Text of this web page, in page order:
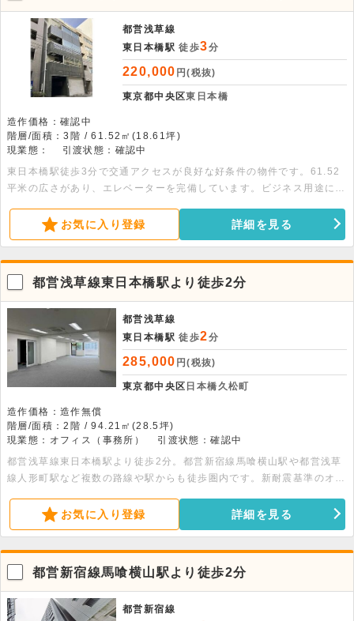
事務所物件
都営浅草線
東日本橋駅 徒歩3分
220,000 円(税抜)
東京都中央区東日本橋
造作価格：確認中
階層/面積：3階 / 61.52㎡(18.61坪)
現業態：
引渡状態：確認中
東日本橋駅徒歩3分で交通アクセスが良好な好条件の物件です。61.52
平米の広さがあり、エレベーターを完備しています。ビジネス用途に適
お気に入り登録 詳細を見る
都営浅草線東日本橋駅より徒歩2分
都営浅草線
東日本橋駅 徒歩2分
285,000 円(税抜)
東京都中央区 日本橋久松町
造作価格：造作無償
階層/面積：2階 / 94.21㎡(28.5坪)
現業態：オフィス（事務所）
引渡状態：確認中
都営浅草線東日本橋駅より徒歩2分。都営新宿線馬喰横山駅や都営浅草
線人形町駅など複数の路線や駅からも徒歩圏内です。新耐震基準のオフ
合せ下さい。お気に入り登録 詳細を見る
都営新宿線馬喰横山駅より徒歩2分
都営新宿線